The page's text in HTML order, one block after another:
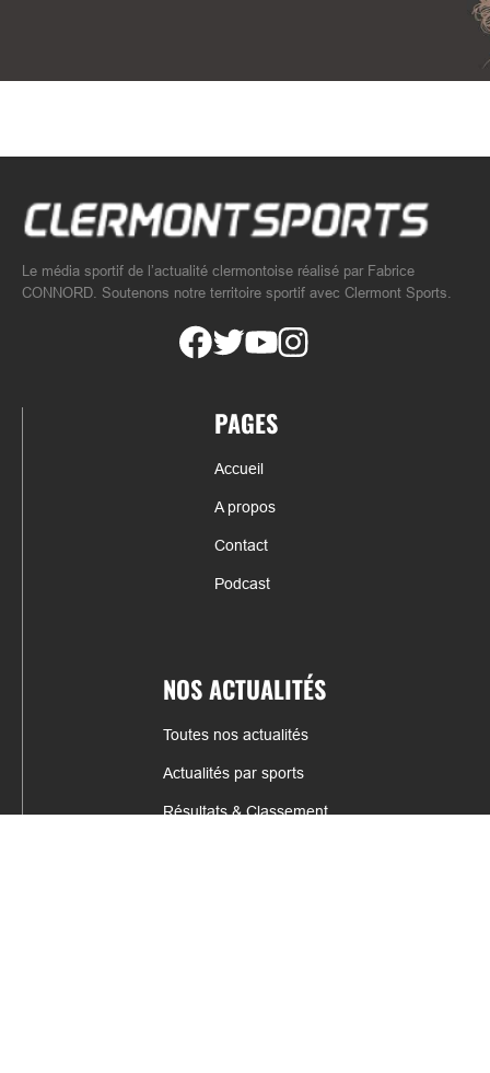
Le média sportif de l’actualité clermontoise réalisé par Fabrice
CONNORD. Soutenons notre territoire sportif avec Clermont Sports.
PAGES
Accueil
A propos
Contact
Podcast
NOS ACTUALITÉS
Toutes nos actualités
Actualités par sports
Résultats & Classement